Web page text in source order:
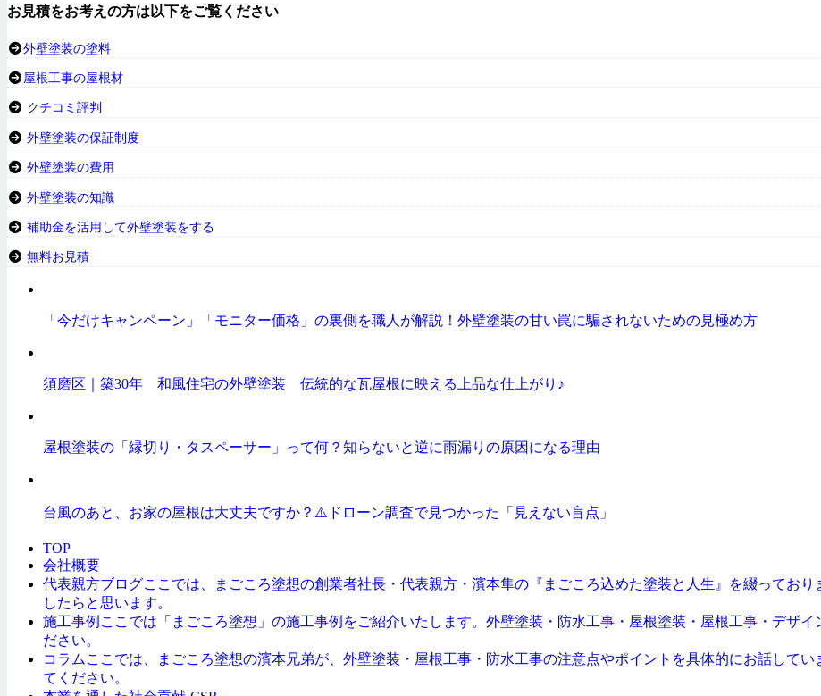
お見積をお考えの方は以下をご覧ください
外壁塗装の塗料
屋根工事の屋根材
クチコミ評判
外壁塗装の保証制度
外壁塗装の費用
外壁塗装の知識
補助金を活用して外壁塗装をする
無料お見積
「今だけキャンペーン」「モニター価格」の裏側を職人が解説！外壁塗装の甘い罠に騙されないための見極め方
須磨区｜築30年 和風住宅の外壁塗装 伝統的な瓦屋根に映える上品な仕上がり♪
屋根塗装の「縁切り・タスペーサー」って何？知らないと逆に雨漏りの原因になる理由
台風のあと、お家の屋根は大丈夫ですか？⚠️ドローン調査で見つかった「見えない盲点」
TOP
会社概要
代表親方ブログここでは、まごころ塗想の創業者社長・代表親方・濱本隼の『まごころ込めた塗装と人生』を綴ってお
したらと思います。
施工事例 ここでは「まごころ塗想」の施工事例をご紹介いたします。外壁塗装・防水工事・屋根塗装・屋根工事・デザ
ださい。
コラム ここでは、まごころ塗想の濱本兄弟が、外壁塗装・屋根工事・防水工事の注意点やポイントを具体的にお話して
てください。